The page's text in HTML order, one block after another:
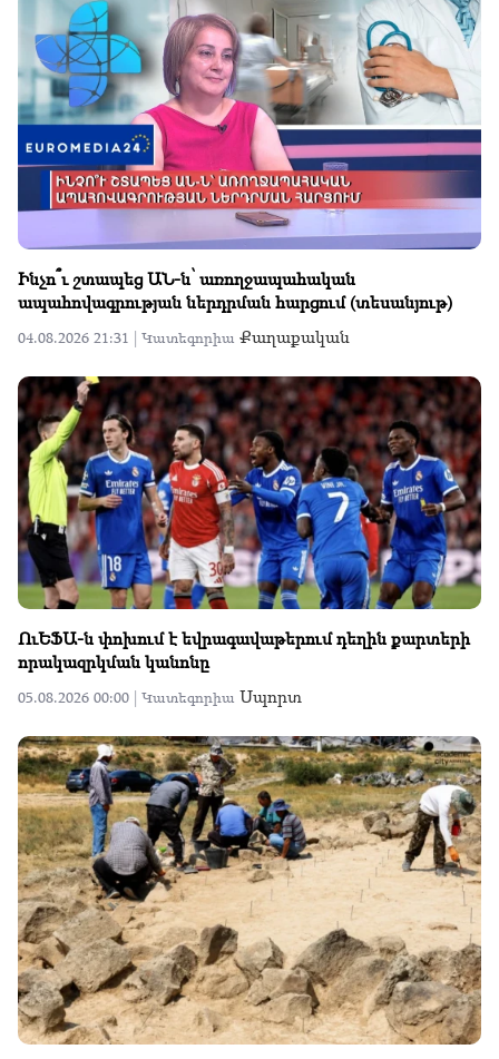
Ինչո՞ւ շտապեց ԱՆ-ն՝ առողջապահական
ապահովագրության ներդրման հարցում (տեսանյութ)
04.08.2026 21:31 | Կատեգորիա Քաղաքական
ՈւԵՖԱ-ն փոխում է եվրագավաթերում դեղին քարտերի
որակազրկման կանոնը
05.08.2026 00:00 | Կատեգորիա Սպորտ